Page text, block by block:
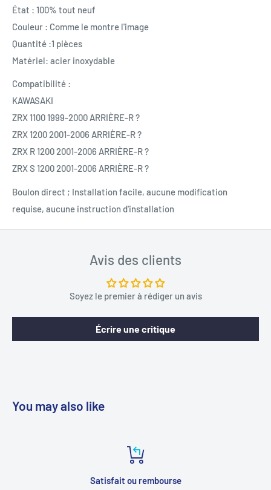
État : 100% tout neuf
Couleur : Comme le montre l'image
Quantité :1 pièces
Matériel: acier inoxydable
Compatibilité :
KAWASAKI
ZRX 1100 1999-2000 ARRIÈRE-R ?
ZRX 1200 2001-2006 ARRIÈRE-R ?
ZRX R 1200 2001-2006 ARRIÈRE-R ?
ZRX S 1200 2001-2006 ARRIÈRE-R ?
Boulon direct ; Installation facile, aucune modification
requise, aucune instruction d'installation
Avis des clients
Soyez le premier à rédiger un avis
Écrire une critique
You may also like
Satisfait ou rembourse